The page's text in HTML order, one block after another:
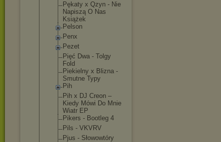
Pękaty x Qzyn - Nie
Napiszą O Nas
Książek
Pelson
Penx
Pezet
Pięć Dwa - Tolgy
Fold
Piekielny x Blizna -
Smutne Typy
Pih
Pih x DJ Creon –
Kiedy Mówi Do Mnie
Wiatr EP
Pikers - Bootleg 4
Pils - VKVRV
Pjus - Słowowtóry